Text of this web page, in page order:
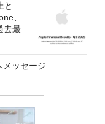
と
、
去最
メッセージ